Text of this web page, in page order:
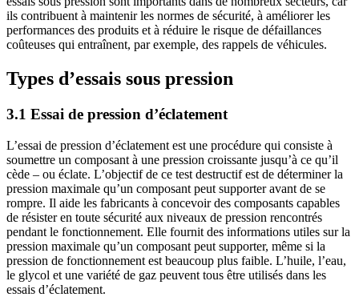
ils contribuent à maintenir les normes de sécurité, à améliorer les
performances des produits et à réduire le risque de défaillances
coûteuses qui entraînent, par exemple, des rappels de véhicules.
Types d’essais sous pression
3.1 Essai de pression d’éclatement
L’essai de pression d’éclatement est une procédure qui consiste à
soumettre un composant à une pression croissante jusqu’à ce qu’il
cède – ou éclate. L’objectif de ce test destructif est de déterminer la
pression maximale qu’un composant peut supporter avant de se
rompre. Il aide les fabricants à concevoir des composants capables
de résister en toute sécurité aux niveaux de pression rencontrés
pendant le fonctionnement. Elle fournit des informations utiles sur la
pression maximale qu’un composant peut supporter, même si la
pression de fonctionnement est beaucoup plus faible. L’huile, l’eau,
le glycol et une variété de gaz peuvent tous être utilisés dans les
essais d’éclatement.